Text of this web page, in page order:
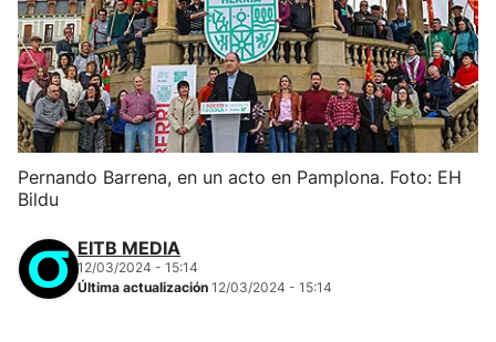
Pernando Barrena, en un acto en Pamplona. Foto: EH
Bildu
EITB MEDIA
12/03/2024 - 15:14
Última actualización 12/03/2024 - 15:14